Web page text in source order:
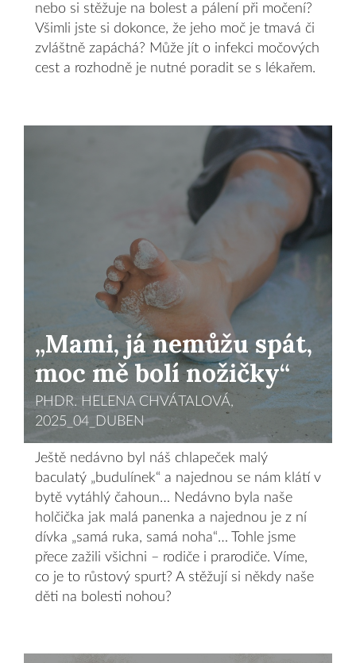
nebo si stěžuje na bolest a pálení při močení?
Všimli jste si dokonce, že jeho moč je tmavá či
zvláštně zapáchá? Může jít o infekci močových
cest a rozhodně je nutné poradit se s lékařem.
„Mami, já nemůžu spát,
moc mě bolí nožičky“
PHDR. HELENA CHVÁTALOVÁ,
2025_04_DUBEN
Ještě nedávno byl náš chlapeček malý
baculatý „budulínek“ a najednou se nám klátí v
bytě vytáhlý čahoun… Nedávno byla naše
holčička jak malá panenka a najednou je z ní
dívka „samá ruka, samá noha“… Tohle jsme
přece zažili všichni – rodiče i prarodiče. Víme,
co je to růstový spurt? A stěžují si někdy naše
děti na bolesti nohou?